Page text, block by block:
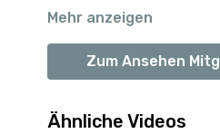
Mehr anzeigen
Zum Ansehen
Ähnliche Videos